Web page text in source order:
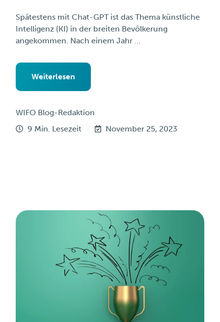
Spätestens mit Chat-GPT ist das Thema künstliche
Intelligenz (KI) in der breiten Bevölkerung
angekommen. Nach einem Jahr …
Weiterlesen
WIFO Blog-Redaktion
9 Min. Lesezeit
November 25, 2023